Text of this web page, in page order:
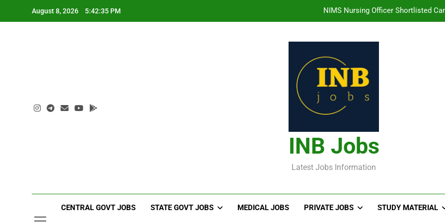
August 8, 2026 5:42:36 PM NIMS Nursing Officer Shortlisted
NIMS Nursing Officer Shortlisted
INB Jobs
Latest Jobs Information
CENTRAL GOVT JOBS STATE GOVT JOBS MEDICAL JOBS PRIVATE JOBS STUDY MATERIAL